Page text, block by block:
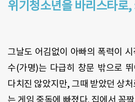
위기청소년을 바리스타로
그날도 어김없이 아빠의 폭력이
수(가명)는 다급히 창문 밖으로
다치진 않았지만, 그때 받았던 상